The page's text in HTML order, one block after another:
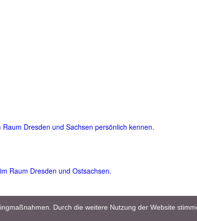
Dresden und Sachsen persönlich kennen.
Raum Dresden und Ostsachsen.
nützliche und wertvolle Garten- und Pflegetipps für
Durch die weitere Nutzung der Website